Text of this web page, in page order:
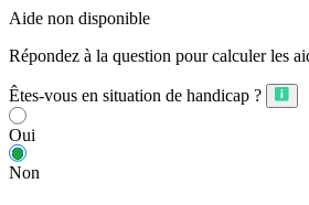
Aide non disponible
Répondez à la question pour calculer les
Êtes-vous en situation de handicap ?
Oui
Non